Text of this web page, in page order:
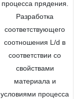
процесса прядения.
Разработка
соответствующего
соотношения L/d в
соответствии со
свойствами
материала и
условиями процесса